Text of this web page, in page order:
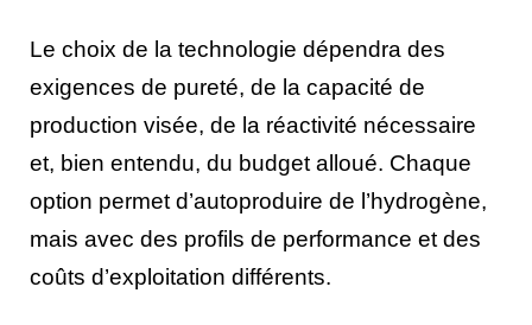
Le choix de la technologie dépendra des
exigences de pureté, de la capacité de
production visée, de la réactivité nécessaire
et, bien entendu, du budget alloué. Chaque
option permet d’autoproduire de l’hydrogène,
mais avec des profils de performance et des
coûts d’exploitation différents.